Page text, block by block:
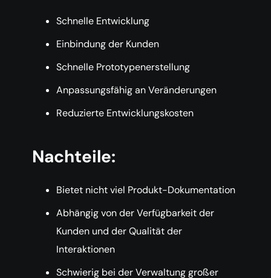
Schnelle Entwicklung
Einbindung der Kunden
Schnelle Prototypenerstellung
Anpassungsfähig an Veränderungen
Reduzierte Entwicklungskosten
Nachteile:
Bietet nicht viel Produkt-Dokumentation
Abhängig von der Verfügbarkeit der
Kunden und der Qualität der
Interaktionen
Schwierig bei der Verwaltung großer